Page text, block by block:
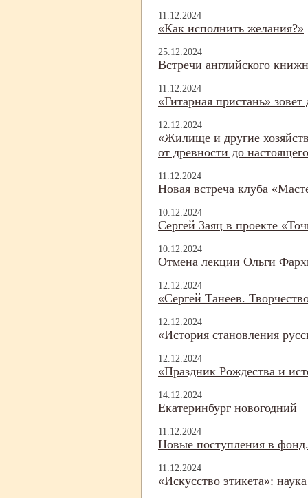
11.12.2024
«Как исполнить желания?»
25.12.2024
Встречи английского
11.12.2024
«Гитарная пристань»
12.12.2024
«Жилище и другие
от древности до
11.12.2024
Новая встреча клуба
10.12.2024
Сергей Заяц в проекте
10.12.2024
Отмена лекции Ольги
12.12.2024
«Сергей Танеев.
12.12.2024
«История становления
12.12.2024
«Праздник Рождества и
14.12.2024
Екатеринбург новогодний
11.12.2024
Новые поступления в
11.12.2024
«Искусство этикета»: